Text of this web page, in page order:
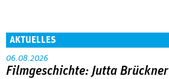
AKTUELLES
06.08.2026
Filmgeschichte: Jutta Brückner